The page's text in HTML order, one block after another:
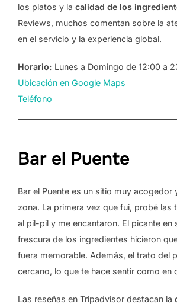
los platos y la calidad de los
Reviews, muchos comentan sobre la
en el servicio y la experiencia global.
Horario: Lunes a Domingo de 12:00 a
Ubicación en Google Maps
Teléfono
Bar el Puente
Bar el Puente es un sitio muy acogedor
zona. La primera vez que fui, probé las
al pil-pil y me encantaron. El picante en
frescura de los ingredientes hicieron
fuera memorable. Además, el trato del
cercano, lo que te hace sentir como en
Las reseñas en Tripadvisor destacan la